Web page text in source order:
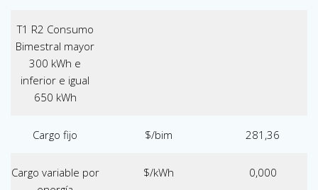
T1 R2 Consumo
Bimestral mayor
300 kWh e
inferior e igual
650 kWh
Cargo fijo $/bim 281,36
Cargo variable por
$/kWh 0,000